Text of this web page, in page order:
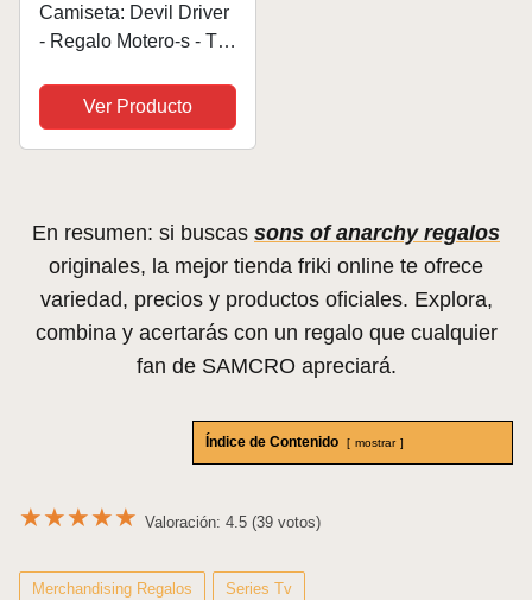
Camiseta: Devil Driver
- Regalo Motero-s - T-
Mujer-es - Motocicleta -
Bike - Chopper - Moto -
Anarchy - Motociclismo
Ver Producto
En resumen: si buscas sons of anarchy regalos
originales, la mejor tienda friki online te ofrece
variedad, precios y productos oficiales. Explora,
combina y acertarás con un regalo que cualquier
fan de SAMCRO apreciará.
Índice de Contenido mostrar
★★★★★ Valoración: 4.5 (39 votos)
Merchandising Regalos Series Tv